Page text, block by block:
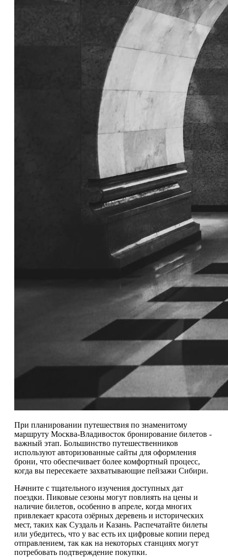
При планировании путешествия по знаменитому
маршруту Москва-Владивосток бронирование билетов -
важный этап. Большинство путешественников
используют авторизованные сайты для оформления
брони, что обеспечивает более комфортный процесс,
когда вы пересекаете захватывающие пейзажи Сибири.
Начните с тщательного изучения доступных дат
поездки. Пиковые сезоны могут повлиять на цены и
наличие билетов, особенно в апреле, когда многих
привлекает красота озёрных деревень и исторических
мест, таких как Суздаль и Казань. Распечатайте билеты
или убедитесь, что у вас есть их цифровые копии перед
отправлением, так как на некоторых станциях могут
потребовать подтверждение покупки.